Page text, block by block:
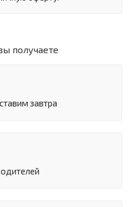
получаете
завтра